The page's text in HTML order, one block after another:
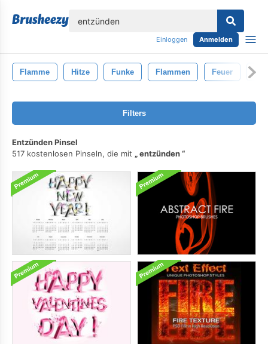
Einloggen Anmelden
Flamme Hitze Funke Flammen Feuer
Filters
Entzünden Pinsel
517 kostenlosen Pinseln, die mit
entzünden